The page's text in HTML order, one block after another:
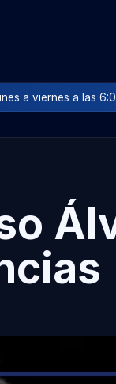
a viernes a las